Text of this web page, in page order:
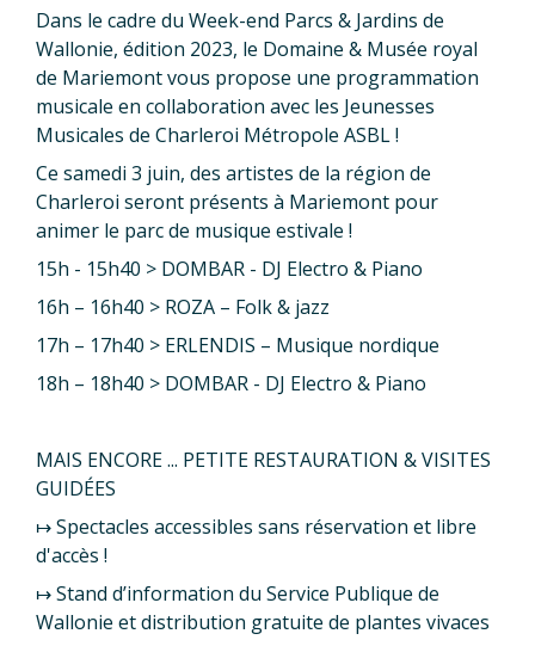
Dans le cadre du Week-end Parcs & Jardins de
Wallonie, édition 2023, le Domaine & Musée royal
de Mariemont vous propose une programmation
musicale en collaboration avec les Jeunesses
Musicales de Charleroi Métropole ASBL !
Ce samedi 3 juin, des artistes de la région de
Charleroi seront présents à Mariemont pour
animer le parc de musique estivale !
15h - 15h40 > DOMBAR - DJ Electro & Piano
16h – 16h40 > ROZA – Folk & jazz
17h – 17h40 > ERLENDIS – Musique nordique
18h – 18h40 > DOMBAR - DJ Electro & Piano
MAIS ENCORE ... PETITE RESTAURATION & VISITES
GUIDÉES
↦ Spectacles accessibles sans réservation et libre
d'accès !
↦ Stand d’information du Service Publique de
Wallonie et distribution gratuite de plantes vivaces